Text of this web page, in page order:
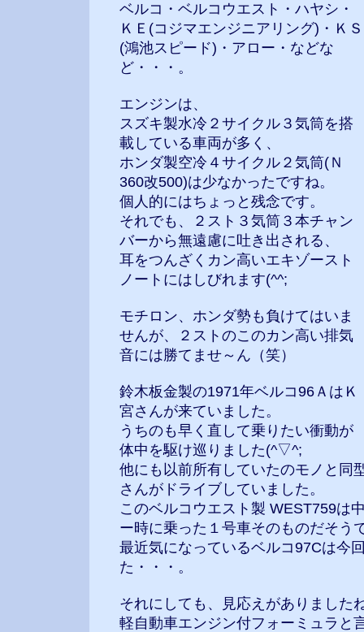
ベルコ・ベルコウエスト・ハヤシ・
ＫＥ(コジマエンジニアリング)・ＫＳ
(鴻池スピード)・アロー・などな
ど・・・。
エンジンは、
スズキ製水冷２サイクル３気筒を搭
載している車両が多く、
ホンダ製空冷４サイクル２気筒(Ｎ
360改500)は少なかったですね。
個人的にはちょっと残念です。
それでも、２スト３気筒３本チャン
バーから無遠慮に吐き出される、
耳をつんざくカン高いエキゾースト
ノートにはしびれます(^^;
モチロン、ホンダ勢も負けてはいま
せんが、２ストのこのカン高い排気
音には勝てませ～ん（笑）
鈴木板金製の1971年ベルコ96ＡはＫ
宮さんが来ていました。
うちのも早く直して乗りたい衝動が
体中を駆け巡りました(^▽^;
他にも以前所有していたのモノと同
さんがドライブしていました。
このベルコウエスト製 WEST759は
ー時に乗った１号車そのものだそう
最近気になっているベルコ97Cは今
た・・・。
それにしても、見応えがありました
軽自動車エンジン付フォーミュラと